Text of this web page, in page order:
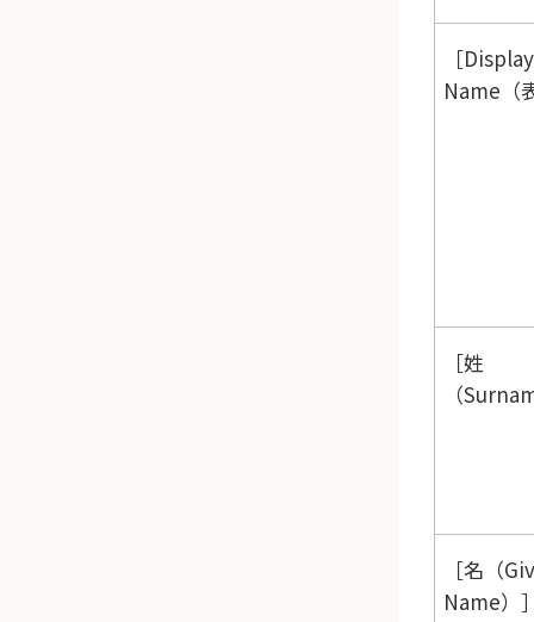
Display
Name（
姓
（
名（
Name）